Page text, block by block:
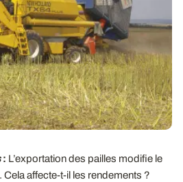
: L’exportation des pailles modifie le
affecte-t-il les rendements ?